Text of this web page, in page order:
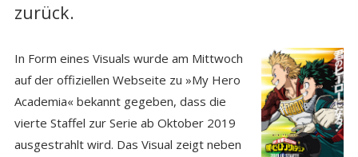
zurück.
In Form eines Visuals wurde am Mittwoch
auf der offiziellen Webseite zu »My Hero
Academia« bekannt gegeben, dass die
vierte Staffel zur Serie ab Oktober 2019
ausgestrahlt wird. Das Visual zeigt neben